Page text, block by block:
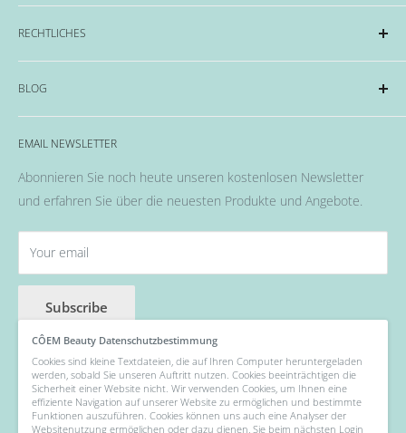
Acryl und Dipping-System
Hard Gel Serien
CND™
OPI
EMME Farben
Flüssigkeiten & Versiegelung
Pinsel
Nail Art
Wellness Pflege, Hand & Body Lotions
Zubehör & Hilfsmittel
Angebot der Woche
RECHTLICHES
Impressum
Datenschutzerklärung
Widerrufsrecht & Widerrufsformular
Allgemeine Geschäftsbedingungen
BLOG
Alles rund um das Thema Nägel, Nail Art und Co.
EMAIL NEWSLETTER
Abonnieren Sie noch heute unseren kostenlosen Newsletter
und erfahren Sie über die neuesten Produkte und Angebote.
Your email
Subscribe
Follow Us
CÔEM Beauty Datenschutzbestimmung
Cookies sind kleine Textdateien, die auf Ihren Computer heruntergeladen
werden, sobald Sie unseren Auftritt nutzen. Cookies beeinträchtigen die
Sicherheit einer Website nicht. Wir verwenden Cookies, um Ihnen eine
effiziente Navigation auf unserer Website zu ermöglichen und bestimmte
Funktionen auszuführen. Cookies können uns auch eine Analyser der
Websitenutzung ermöglichen oder dazu dienen, Sie beim nächsten Login